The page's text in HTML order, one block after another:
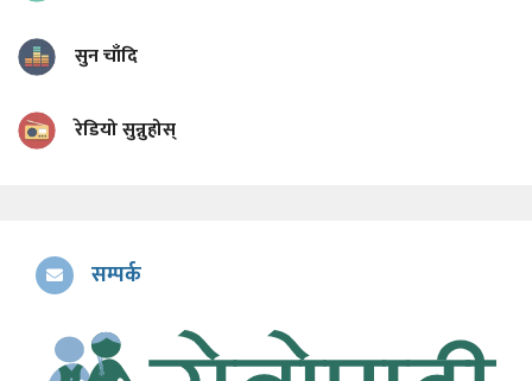
सुन चाँदि
रेडियो सुन्नुहोस्
सम्पर्क